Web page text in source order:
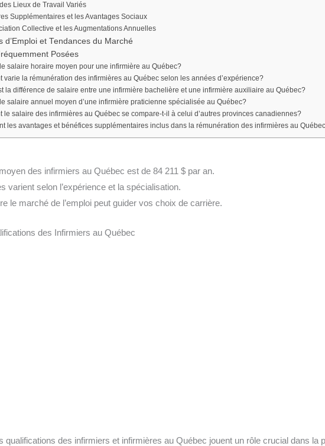
des Lieux de Travail Variés
Supplémentaires et les Avantages Sociaux
Collective et les Augmentations Annuelles
d’Emploi et Tendances du Marché
Posées
salaire horaire moyen pour une infirmière au Québec?
varie la rémunération des infirmières au Québec selon les années d’expérience?
la différence de salaire entre une infirmière bachelière et une infirmière auxiliaire au Québec?
salaire annuel moyen d’une infirmière praticienne spécialisée au Québec?
le salaire des infirmières au Québec se compare-t-il à celui d’autres provinces canadiennes?
les avantages et bénéfices supplémentaires inclus dans la rémunération des infirmières au
des infirmiers au Québec est de 84 211 $ par an.
varient selon l’expérience et la spécialisation.
le marché de l’emploi peut guider vos choix de carrière.
des Infirmiers au Québec
qualifications des infirmiers et infirmières au Québec jouent un rôle crucial dans la